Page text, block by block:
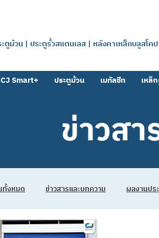
ตูม้วน | ประตูรั้วสแตนเลส | หลังคาเหล็กบลูสโค
CJ Smart+ ประตูม้วน เมทัลชีท เหล็
ข่าวส
ทั้งหมด ข่าวสารและบทความ ผลงานปร
ะแกรง ผลงานโฟลดิ้งเกท